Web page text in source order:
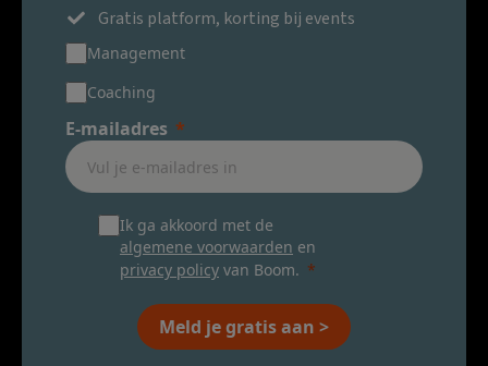
Gratis platform, korting bij events
Management
Coaching
E-mailadres
Ik ga akkoord met de
algemene voorwaarden en
privacy policy van Boom.
Meld je gratis aan >